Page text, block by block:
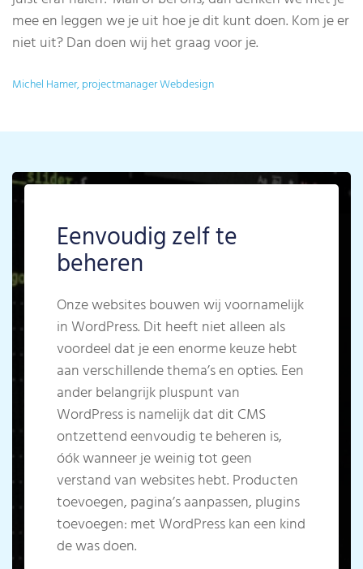
mee en leggen we je uit hoe je dit kunt doen. Kom je er
niet uit? Dan doen wij het graag voor je.
Michel Hamer, projectmanager Webdesign
Eenvoudig zelf te
beheren
Onze websites bouwen wij voornamelijk
in WordPress. Dit heeft niet alleen als
voordeel dat je een enorme keuze hebt
aan verschillende thema’s en opties. Een
ander belangrijk pluspunt van
WordPress is namelijk dat dit CMS
ontzettend eenvoudig te beheren is,
óók wanneer je weinig tot geen
verstand van websites hebt. Producten
toevoegen, pagina’s aanpassen, plugins
toevoegen: met WordPress kan een kind
de was doen.